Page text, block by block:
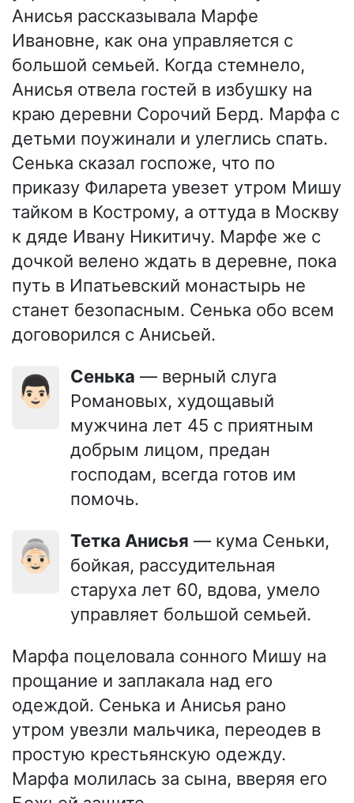
Анисья рассказывала Марфе
Ивановне, как она управляется с
большой семьей. Когда стемнело,
Анисья отвела гостей в избушку на
краю деревни Сорочий Берд. Марфа с
детьми поужинали и улеглись спать.
Сенька сказал госпоже, что по
приказу Филарета увезет утром Мишу
тайком в Кострому, а оттуда в Москву
к дяде Ивану Никитичу. Марфе же с
дочкой велено ждать в деревне, пока
путь в Ипатьевский монастырь не
станет безопасным. Сенька обо всем
договорился с Анисьей.
👨🏻 Сенька — верный слуга
Романовых, худощавый
мужчина лет 45 с приятным
добрым лицом, предан
господам, всегда готов им
помочь.
👵🏻 Тетка Анисья — кума Сеньки,
бойкая, рассудительная
старуха лет 60, вдова, умело
управляет большой семьей.
Марфа поцеловала сонного Мишу на
прощание и заплакала над его
одеждой. Сенька и Анисья рано
утром увезли мальчика, переодев в
простую крестьянскую одежду.
Марфа молилась за сына, вверяя его